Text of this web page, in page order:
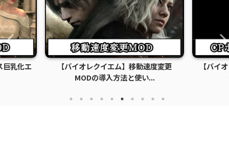
巨乳化エ
【バイオレクイエム】移動速度変更
MODの導入方法と使い...
【バイ